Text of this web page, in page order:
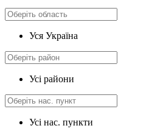
Уся Україна
Усі райони
Усі нас. пункти